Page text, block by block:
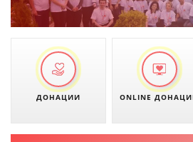
ДЕЈСТВУВАЊЕ
ПРИРАЧНИЦИ
ДОНАЦИИ ONLINE